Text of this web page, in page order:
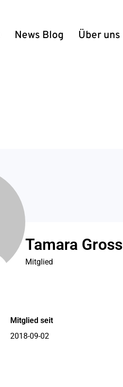
News Blog Über uns
Tamara Gross
Mitglied
Mitglied seit
2018-09-02